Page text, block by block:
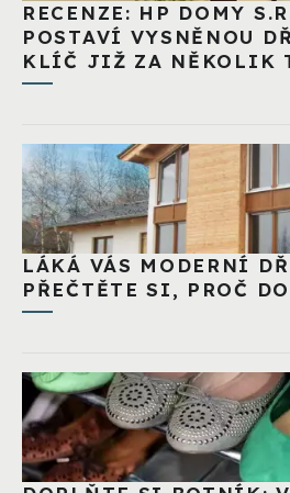
RECENZE: HP DOMY
POSTAVÍ VYSNĚNOU
KLÍČ JIŽ ZA NĚKOLIK
LÁKÁ VÁS MODERNÍ
PŘEČTĚTE SI, PROČ